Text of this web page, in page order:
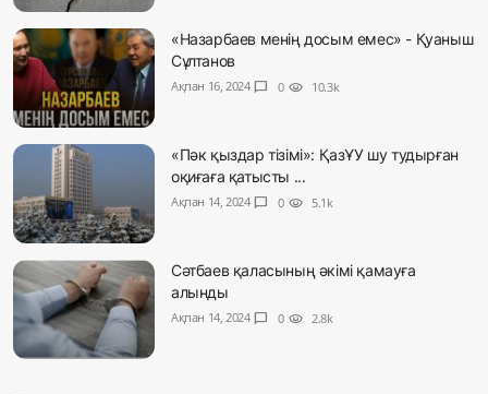
«Назарбаев менің досым емес» - Қуаныш
Сұлтанов
Ақпан 16, 2024 chat_bubble 0 visibility 10.3k
«Пәк қыздар тізімі»: ҚазҰУ шу тудырған
оқиғаға қатысты ...
Ақпан 14, 2024 chat_bubble 0 visibility 5.1k
Сәтбаев қаласының әкімі қамауға
алынды
Ақпан 14, 2024 chat_bubble 0 visibility 2.8k